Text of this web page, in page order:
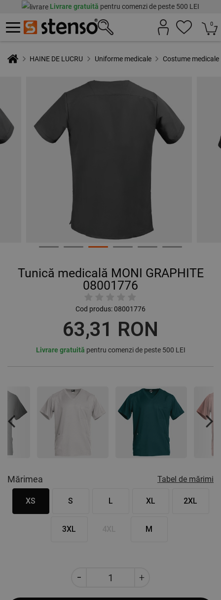
Livrare gratuită pentru comenzi de peste 500 LEI
0
HAINE DE LUCRU Uniforme medicale Costume medicale
Tunică medicală MONI GRAPHITE
08001776
Cod produs:08001776
63,31 RON
Livrare gratuită pentru comenzi de peste 500 LEI
Previous
Mărimea Tabel de mărimi
XS S L XL 2XL
3XL M